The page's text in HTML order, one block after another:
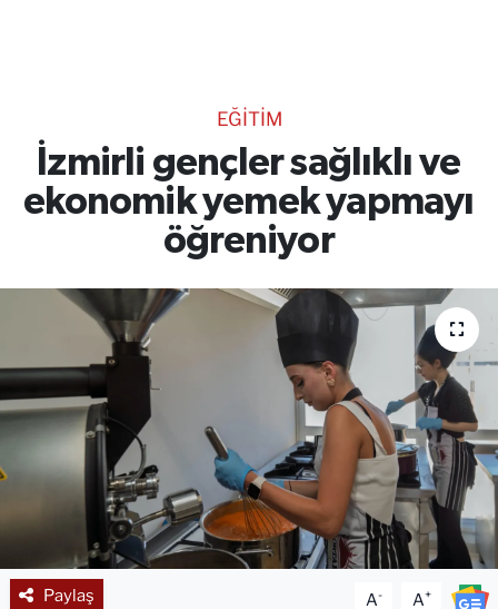
EĞİTİM
İzmirli gençler sağlıklı ve
ekonomik yemek yapmayı
öğreniyor
Paylaş A- A+
RESMİ İLANLAR
Gencsesfm Canlı Dinle